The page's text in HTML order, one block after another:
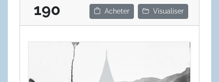
190 Acheter Visualiser